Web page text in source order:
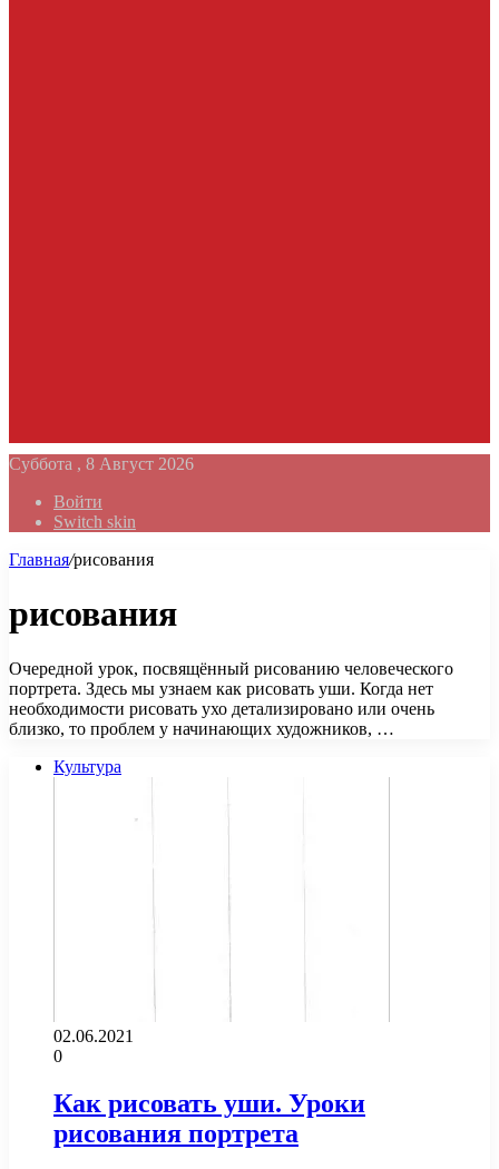
Суббота , 8 Август 2026
Войти
Switch skin
Главная/рисования
рисования
Очередной урок, посвящённый рисованию человеческого
портрета. Здесь мы узнаем как рисовать уши. Когда нет
необходимости рисовать ухо детализировано или очень
близко, то проблем у начинающих художников, …
Культура
02.06.2021
0
Как рисовать уши. Уроки
рисования портрета